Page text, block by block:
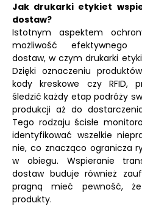
Jak drukarki etykiet
dostaw?
Istotnym aspektem
możliwość efektywnego
dostaw, w czym drukarki
Dzięki oznaczeniu
kody kreskowe czy RFID,
śledzić każdy etap podróży
produkcji aż do
Tego rodzaju ścisłe
identyfikować wszelkie
nie, co znacząco ogranicza
w obiegu. Wspieranie
dostaw buduje również
pragną mieć pewność,
produkty.